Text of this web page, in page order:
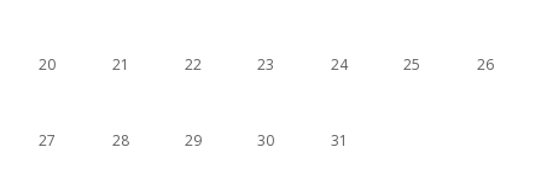
20 21 22 23 24 25 26
27 28 29 30 31